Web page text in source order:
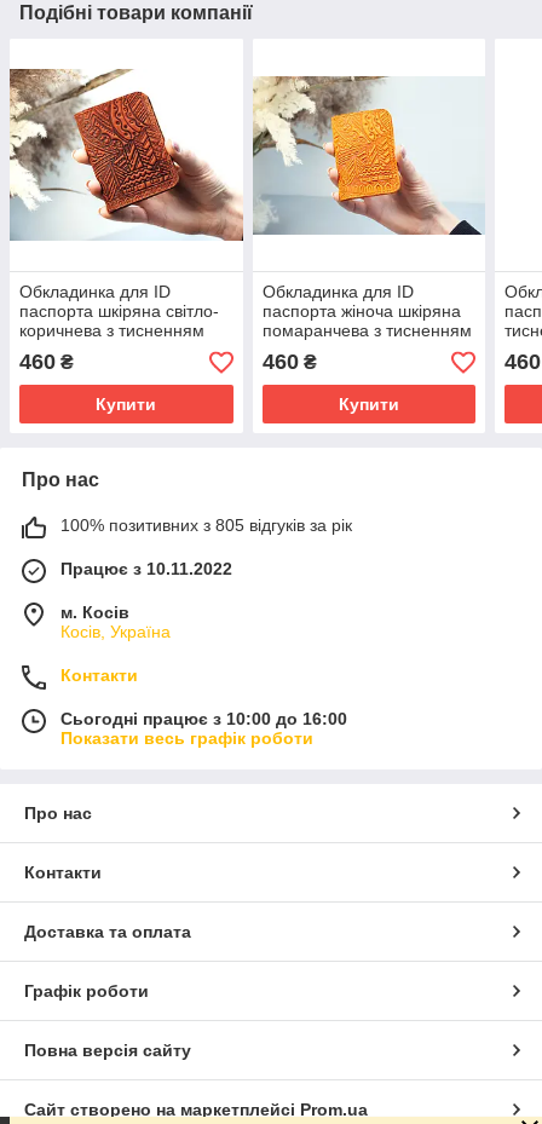
Подібні товари компанії
Обкладинка для ID
паспорта шкіряна світло-
коричнева з тисненням
Карпати | Обкладинка на
права 4 відділи
460 ₴
Купити
Обкладинка для ID
паспорта жіноча шкіряна
помаранчева з тисненням
Карпати | Обкладинка на
права
460₴
Купити
460
Про нас
100% позитивних з 805 відгуків за рік
Працює з 10.11.2022
м. Косів
Косів, Україна
Контакти
Сьогодні працює з 10:00 до 16:00
Показати весь графік роботи
Про нас
Контакти
Доставка та оплата
Графік роботи
Повна версія сайту
Сайт створено на маркетплейсі Prom.ua